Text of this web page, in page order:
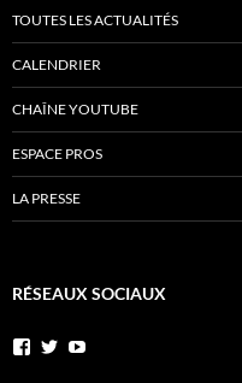
TOUTES LES ACTUALITÉS
CALENDRIER
CHAÎNE YOUTUBE
ESPACE PROS
LA PRESSE
RÉSEAUX SOCIAUX
Voir Voir